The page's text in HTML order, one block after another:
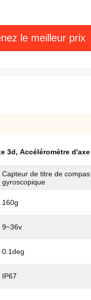
le meilleur prix
3d, Accéléromètre
Capteur de titre de compas
gyroscopique
160g
9~36v
0.1deg
IP67